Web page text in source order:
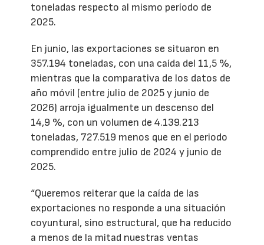
toneladas respecto al mismo período de
2025.
En junio, las exportaciones se situaron en
357.194 toneladas, con una caída del 11,5 %,
mientras que la comparativa de los datos de
año móvil (entre julio de 2025 y junio de
2026) arroja igualmente un descenso del
14,9 %, con un volumen de 4.139.213
toneladas, 727.519 menos que en el periodo
comprendido entre julio de 2024 y junio de
2025.
“Queremos reiterar que la caída de las
exportaciones no responde a una situación
coyuntural, sino estructural, que ha reducido
a menos de la mitad nuestras ventas